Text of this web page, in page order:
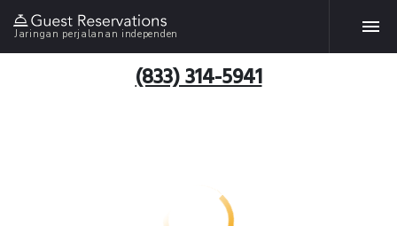
Jaringan perjalanan independen
(833) 314-5941